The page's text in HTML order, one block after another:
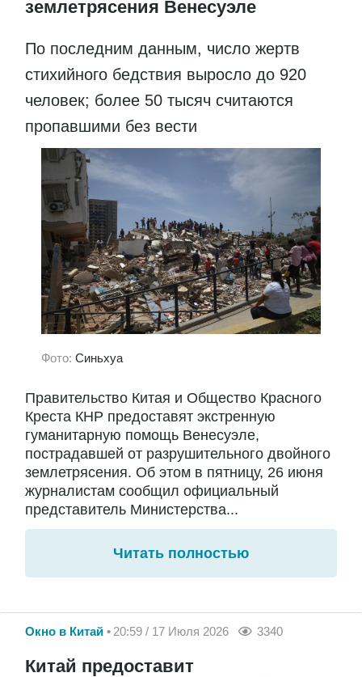
землетрясения Венесуэле
По последним данным, число жертв
стихийного бедствия выросло до 920
человек; более 50 тысяч считаются
пропавшими без вести
Фото: Синьхуа
Правительство Китая и Общество Красного
Креста КНР предоставят экстренную
гуманитарную помощь Венесуэле,
пострадавшей от разрушительного двойного
землетрясения. Об этом в пятницу, 26 июня
журналистам сообщил официальный
представитель Министерства...
Читать полностью
Окно в Китай 20:59 / 17 Июля 2026 3340
Китай предоставит